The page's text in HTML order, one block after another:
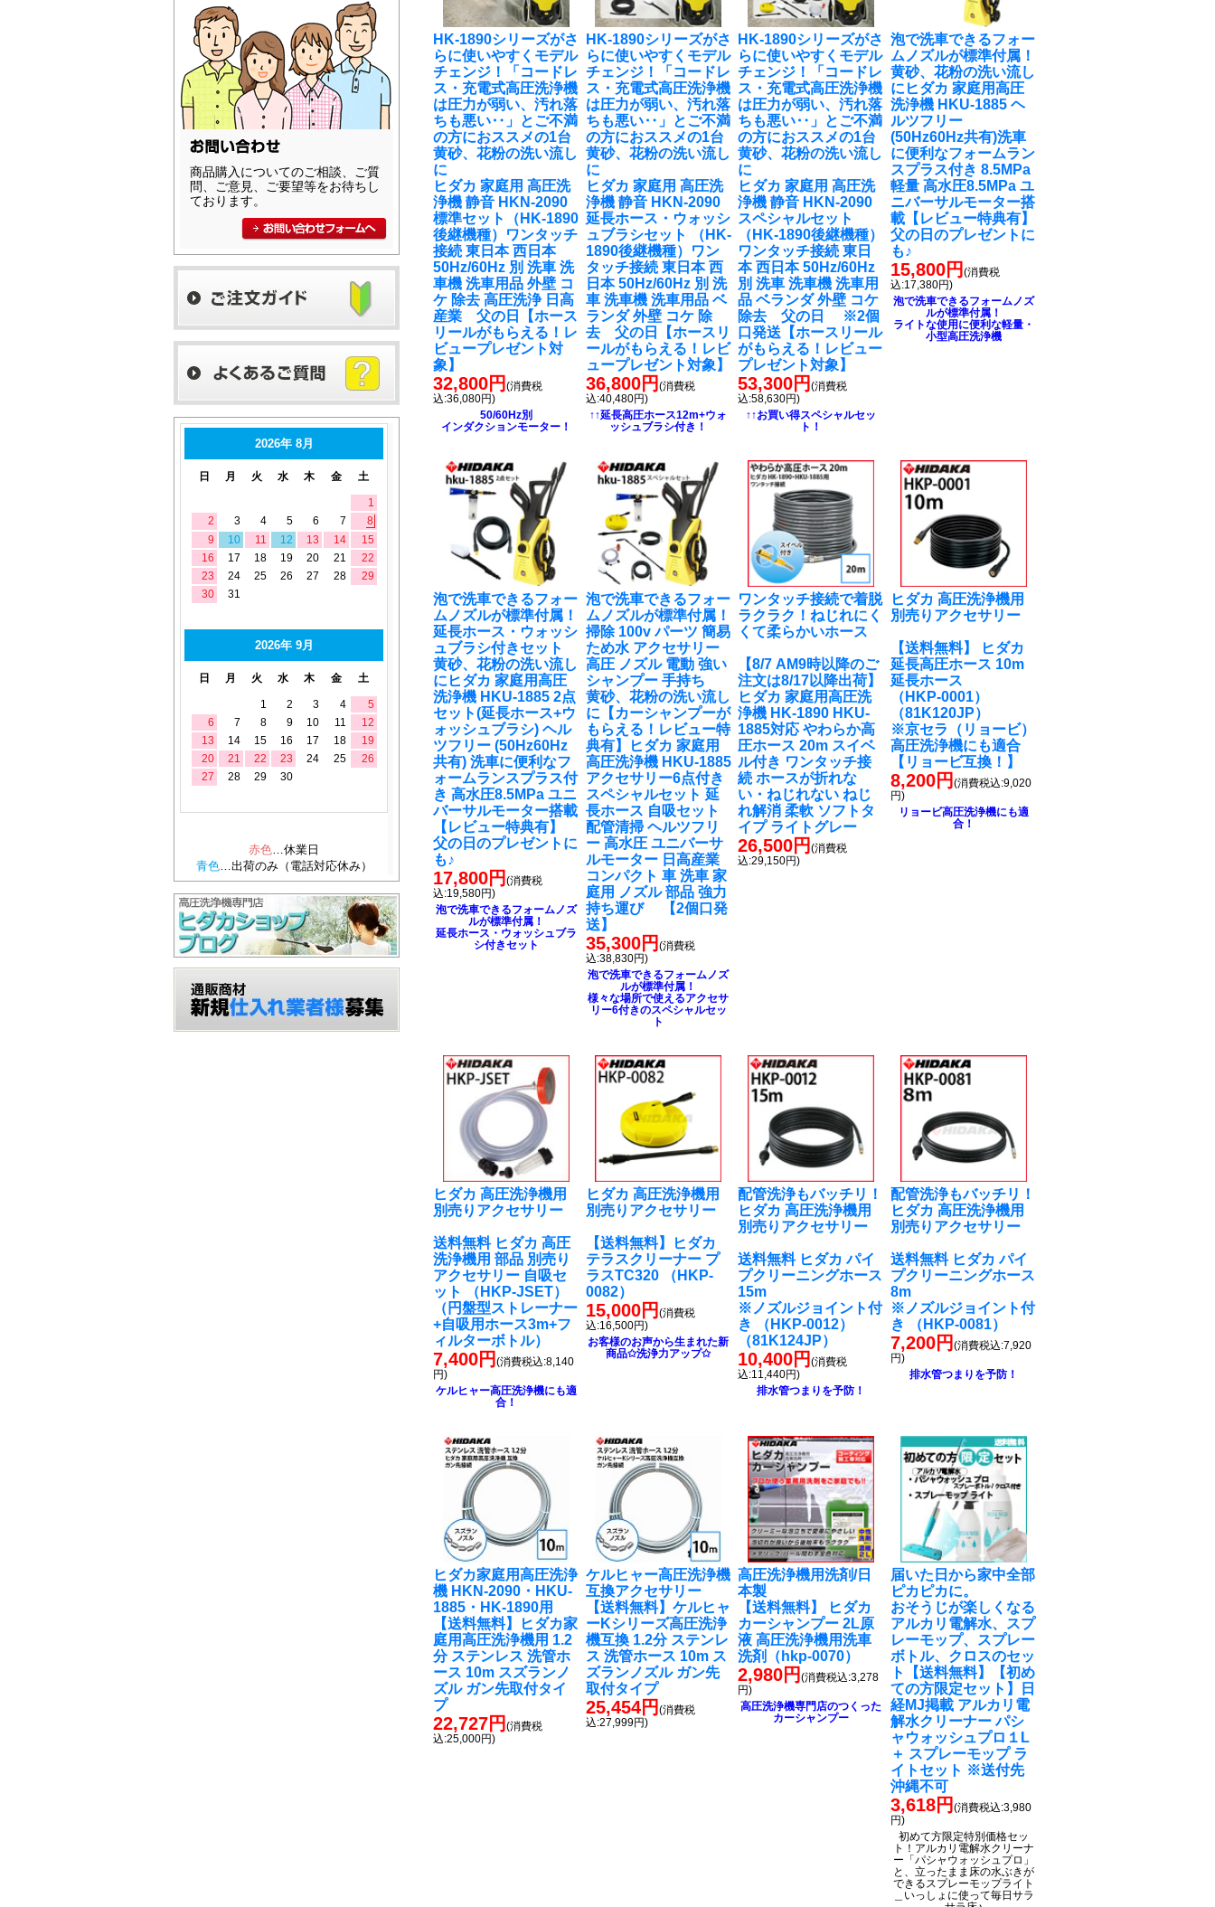
商品購入についてのご相談、ご質
問、ご意見、ご要望等をお待ちし
ております。
HK-1890シリーズがさ
らに使いやすくモデル
チェンジ！「コードレ
ス・充電式高圧洗浄機
は圧力が弱い、汚れ落
ちも悪い‥」とご不満
の方におススメの1台
黄砂、花粉の洗い流し
に
ヒダカ 家庭用 高圧洗
浄機 静音 HKN-2090
標準セット（HK-1890
後継機種）ワンタッチ
接続 東日本 西日本
50Hz/60Hz 別 洗車 洗
車機 洗車用品 外壁 コ
ケ 除去 高圧洗浄 日高
産業 父の日【ホース
リールがもらえる！レ
ビュープレゼント対
象】
32,800円(消費税
込:36,080円)
50/60Hz別
インダクションモーター！
HK-1890シリーズがさ
らに使いやすくモデル
チェンジ！「コードレ
ス・充電式高圧洗浄機
は圧力が弱い、汚れ落
ちも悪い‥」とご不満
の方におススメの1台
黄砂、花粉の洗い流し
に
ヒダカ 家庭用 高圧洗
浄機 静音 HKN-2090
延長ホース・ウォッシ
ュブラシセット （HK-
1890後継機種）ワン
タッチ接続 東日本 西
日本 50Hz/60Hz 別 洗
車 洗車機 洗車用品 ベ
ランダ 外壁 コケ 除
去 父の日【ホースリ
ールがもらえる！レビ
ュープレゼント対象】
36,800円 (消費税
込:40,480円)
↑↑延長高圧ホース12m+ウォ
ッシュブラシ付き！
HK-1890シリーズがさ
らに使いやすくモデル
チェンジ！「コードレ
ス・充電式高圧洗浄機
は圧力が弱い、汚れ落
ちも悪い‥」とご不満
の方におススメの1台
黄砂、花粉の洗い流し
に
ヒダカ 家庭用 高圧洗
浄機 静音 HKN-2090
スペシャルセット
（HK-1890後継機種）
ワンタッチ接続 東日
本 西日本 50Hz/60Hz
別 洗車 洗車機 洗車用
品 ベランダ 外壁 コケ
除去 父の日 ※2個
口発送【ホースリール
がもらえる！レビュー
プレゼント対象】
53,300円(消費税
込:58,630円)
↑↑お買い得スペシャルセッ
ト！
泡で洗車できるフォー
ムノズルが標準付属！
黄砂、花粉の洗い流し
に ヒダカ 家庭用高圧
洗浄機 HKU-1885 ヘ
ルツフリー
(50Hz60Hz共有)洗車
に便利なフォームラン
スプラス付き 8.5MPa
軽量 高水圧8.5MPa ユ
ニバーサルモーター搭
載【レビュー特典有】
父の日のプレゼントに
も♪
15,800円(消費税
込:17,380円)
泡で洗車できるフォームノズ
ルが標準付属！
ライトな使用に便利な軽量・
小型高圧洗浄機
泡で洗車できるフォー
ムノズルが標準付属！
延長ホース・ウォッシ
ュブラシ付きセット
黄砂、花粉の洗い流し
に ヒダカ 家庭用高圧
洗浄機 HKU-1885 2点
セット(延長ホース+ウ
ォッシュブラシ) ヘル
ツフリー (50Hz60Hz
共有) 洗車に便利なフ
ォームランスプラス付
き 高水圧8.5MPa ユニ
バーサルモーター搭載
【レビュー特典有】
父の日のプレゼントに
も♪
17,800円(消費税
込:19,580円)
泡で洗車できるフォームノズ
ルが標準付属！
延長ホース・ウォッシュブラ
シ付きセット
泡で洗車できるフォー
ムノズルが標準付属！
掃除 100v パーツ 簡易
ため水 アクセサリー
高圧 ノズル 電動 強い
シャンプー 手持ち
黄砂、花粉の洗い流し
に 【カーシャンプーが
もらえる！レビュー特
典有】ヒダカ 家庭用
高圧洗浄機 HKU-1885
アクセサリー6点付き
スペシャルセット 延
長ホース 自吸セット
配管清掃 ヘルツフリ
ー 高水圧 ユニバーサ
ルモーター 日高産業
コンパクト 車 洗車 家
庭用 ノズル 部品 強力
持ち運び 【2個口発
送】
35,300円 (消費税
込:38,830円)
泡で洗車できるフォームノズ
ルが標準付属！
様々な場所で使えるアクセサ
リー6付きのスペシャルセッ
ト
ワンタッチ接続で着脱
ラクラク！ねじれにく
くて柔らかいホース
【8/7 AM9時以降のご
注文は8/17以降出荷】
ヒダカ 家庭用高圧洗
浄機 HK-1890 HKU-
1885対応 やわらか高
圧ホース 20m スイベ
ル付き ワンタッチ接
続 ホースが折れな
い・ねじれない ねじ
れ解消 柔軟 ソフトタ
イプ ライトグレー
26,500円(消費税
込:29,150円)
ヒダカ 高圧洗浄機用
別売りアクセサリー
【送料無料】 ヒダカ
延長高圧ホース 10m
延長ホース
（HKP-0001）
（81K120JP）
※京セラ（リョービ）
高圧洗浄機にも適合
【リョービ互換！】
8,200円(消費税込:9,020
円)
リョービ高圧洗浄機にも適
合！
ヒダカ 高圧洗浄機用
別売りアクセサリー
送料無料 ヒダカ 高圧
洗浄機用 部品 別売り
アクセサリー 自吸セ
ット （HKP-JSET）
（円盤型ストレーナー
+自吸用ホース3m+フ
ィルターボトル）
7,400円(消費税込:8,140
円)
ケルヒャー高圧洗浄機にも適
合！
ヒダカ 高圧洗浄機用
別売りアクセサリー
【送料無料】ヒダカ
テラスクリーナー プ
ラスTC320 （HKP-
0082）
15,000円 (消費税
込:16,500円)
お客様のお声から生まれた新
商品✩洗浄力アップ✩
配管洗浄もバッチリ！
ヒダカ 高圧洗浄機用
別売りアクセサリー
送料無料 ヒダカ パイ
プクリーニングホース
15m
※ノズルジョイント付
き （HKP-0012）
（81K124JP）
10,400円(消費税
込:11,440円)
排水管つまりを予防！
配管洗浄もバッチリ！
ヒダカ 高圧洗浄機用
別売りアクセサリー
送料無料 ヒダカ パイ
プクリーニングホース
8m
※ノズルジョイント付
き （HKP-0081）
7,200円(消費税込:7,920
円)
排水管つまりを予防！
ヒダカ家庭用高圧洗浄
機 HKN-2090・HKU-
1885・HK-1890用
【送料無料】ヒダカ家
庭用高圧洗浄機用 1.2
分 ステンレス 洗管ホ
ース 10m スズランノ
ズル ガン先取付タイ
プ
22,727円(消費税
込:25,000円)
ケルヒャー高圧洗浄機
互換アクセサリー
【送料無料】ケルヒャ
ーKシリーズ高圧洗浄
機互換 1.2分 ステンレ
ス 洗管ホース 10m ス
ズランノズル ガン先
取付タイプ
25,454円 (消費税
込:27,999円)
高圧洗浄機用洗剤/日
本製
【送料無料】 ヒダカ
カーシャンプー 2L原
液 高圧洗浄機用洗車
洗剤（hkp-0070）
2,980円(消費税込:3,278
円)
高圧洗浄機専門店のつくった
カーシャンプー
届いた日から家中全部
ピカピカに。
おそうじが楽しくなる
アルカリ電解水、スプ
レーモップ、スプレー
ボトル、クロスのセッ
ト
【送料無料】【初め
ての方限定セット】日
経MJ掲載 アルカリ電
解水クリーナー パシ
ャウォッシュプロ１L
＋ スプレーモップ ラ
イトセット ※送付先
沖縄不可
3,618円(消費税込:3,980
円)
初めて方限定特別価格セッ
ト！アルカリ電解水クリーナ
ー「パシャウォッシュプロ」
と、立ったまま床の水ぶきが
できるスプレーモップライト
＿いっしょに使って毎日サラ